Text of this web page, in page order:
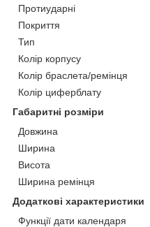
Протиударні
Покриття
Тип
Колір корпусу
Колір браслета/ремінця
Колір циферблату
Габаритні розміри
Довжина
Ширина
Висота
Ширина ремінця
Додаткові характеристики
Функції дати календаря